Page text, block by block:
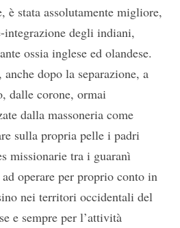
è stata assolutamente migliore,
degli indiani,
ossia inglese ed olandese.
dopo la separazione, a
dalle corone, ormai
dalla massoneria come
sulla propria pelle i padri
missionarie tra i guaranì
operare per proprio conto in
nei territori occidentali del
e sempre per l’attività